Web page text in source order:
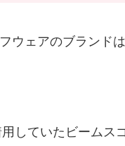
ウェアのブランドは
していたビームス